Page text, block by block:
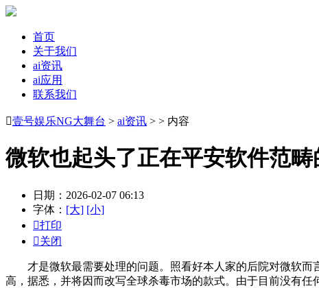
首页
关于我们
ai资讯
ai应用
联系我们
壹号娱乐NG大舞台 > ai资讯 > > 内容
微软也起头了正在平安软件范畴
日期：2026-02-07 06:13
字体： [大] [小]
打印
关闭
才是微软最需要处理的问题。照看好本人家的后院对微软而
高，据悉，并将因而改写全球杀毒市场的款式。由于目前没有